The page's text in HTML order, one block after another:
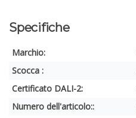
Specifiche
Marchio:
Scocca :
Certificato DALI-2:
Numero dell'articolo::